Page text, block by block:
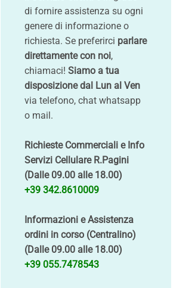
di fornire assistenza su ogni
genere di informazione o
richiesta. Se preferirci parlare
direttamente con noi,
chiamaci! Siamo a tua
disposizione dal Lun al Ven
via telefono, chat whatsapp
o mail.
Richieste Commerciali e Info
Servizi Cellulare R.Pagini
(Dalle 09.00 alle 18.00)
+39 342.8610009
Informazioni e Assistenza
ordini in corso (Centralino)
(Dalle 09.00 alle 18.00)
+39 055.7478543